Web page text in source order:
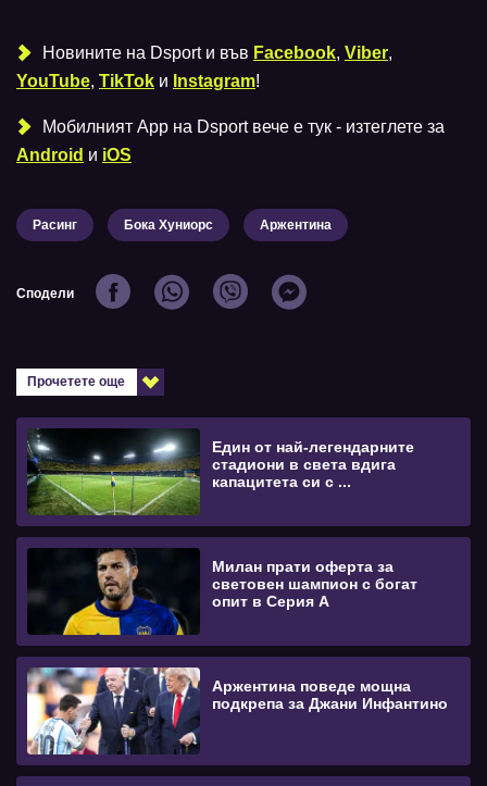
Новините на Dsport и във Facebook, Viber,
YouTube, TikTok и Instagram!
Мобилният Аpp на Dsport вече е тук - изтеглете за
Android и iOS
Расинг Бока Хуниорс Аржентина
Сподели
Прочетете още
Един от най-легендарните
стадиони в света вдига
капацитета си с ...
Милан прати оферта за
световен шампион с богат
опит в Серия А
Аржентина поведе мощна
подкрепа за Джани Инфантино